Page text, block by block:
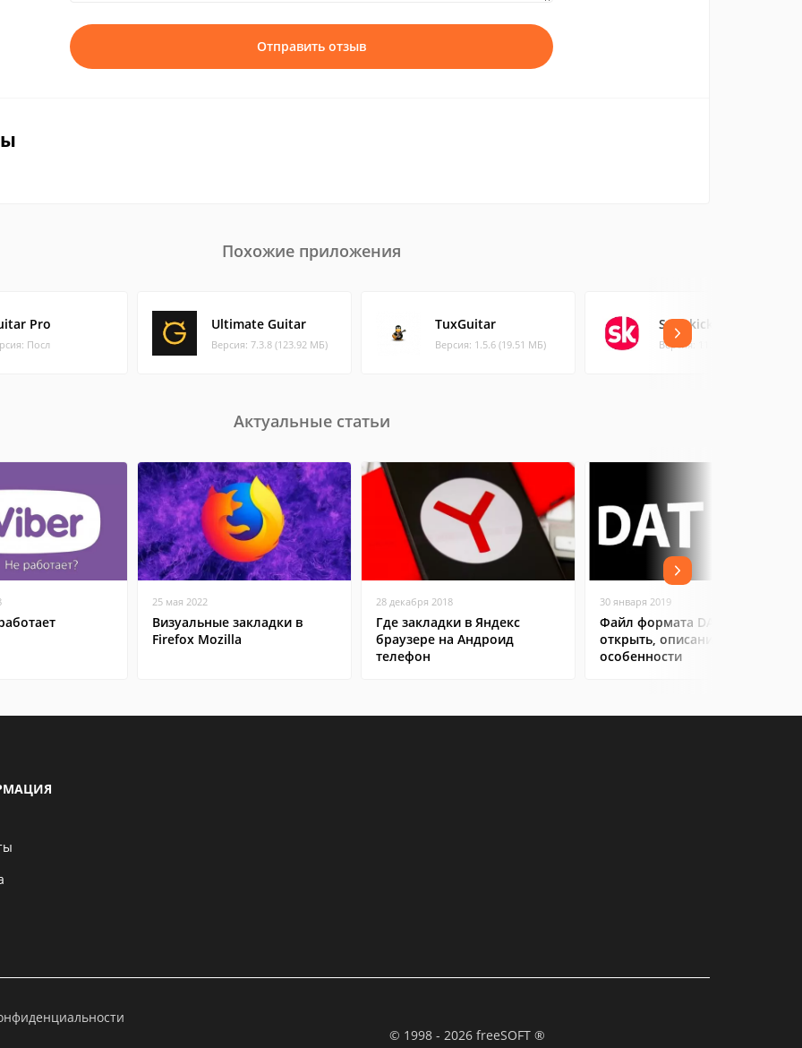
Отправить отзыв
Похожие приложения
Pro
Посл
Ultimate Guitar
Версия: 7.3.8 (123.92 МБ)
TuxGuitar
Версия: 1.5.6 (19.51 МБ)
Songkick Concerts
Версия: 11.2.0 (72.83 МБ)
Актуальные статьи
25 мая 2022
Визуальные закладки в
Firefox Mozilla
28 декабря 2018
Где закладки в Яндекс
браузере на Андроид
телефон
30 января 2019
Файл формата DAT: чем
открыть, описание,
особенности
© 1998 - 2026 freeSOFT ®